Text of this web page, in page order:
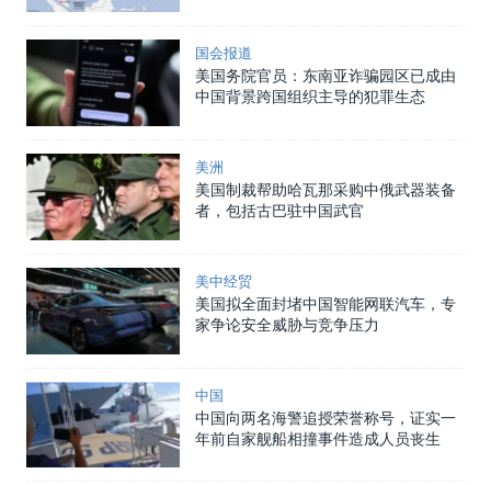
国会报道
美国务院官员：东南亚诈骗园区已成由
中国背景跨国组织主导的犯罪生态
美洲
美国制裁帮助哈瓦那采购中俄武器装备
者，包括古巴驻中国武官
美中经贸
美国拟全面封堵中国智能网联汽车，专
家争论安全威胁与竞争压力
中国
中国向两名海警追授荣誉称号，证实一
年前自家舰船相撞事件造成人员丧生